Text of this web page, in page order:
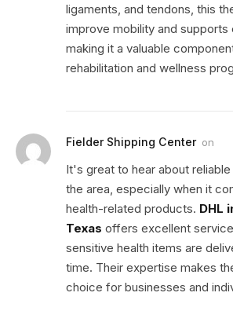
ligaments, and tendons, this
improve mobility and supports
making it a valuable
rehabilitation and wellness
Fielder Shipping Center on
It's great to hear about
the area, especially when it
health-related products. DHL
Texas offers excellent
sensitive health items are
time. Their expertise makes
choice for businesses and